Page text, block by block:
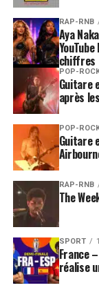
RAP-RNB
Aya
chiffres
POP-
Guitare
après
POP-
Guitare
RAP-RNB
The
SPORT
France
réalise